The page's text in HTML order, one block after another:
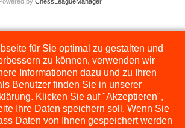
werden extern angezeigt und befinden sich im
635/2/index.php
für Sie optimal zu gestalten und
zu können, verwenden wir
Informationen dazu und zu Ihren
Benutzer finden Sie in unserer
Klicken Sie auf "Akzeptieren",
Ihre Daten speichern soll. Wenn Sie
Daten von Ihnen gespeichert werden